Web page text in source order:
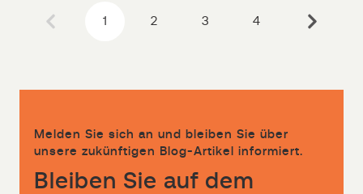
1 2 3 4
Melden Sie sich an und bleiben Sie über
unsere zukünftigen Blog-Artikel informiert.
Bleiben Sie auf dem